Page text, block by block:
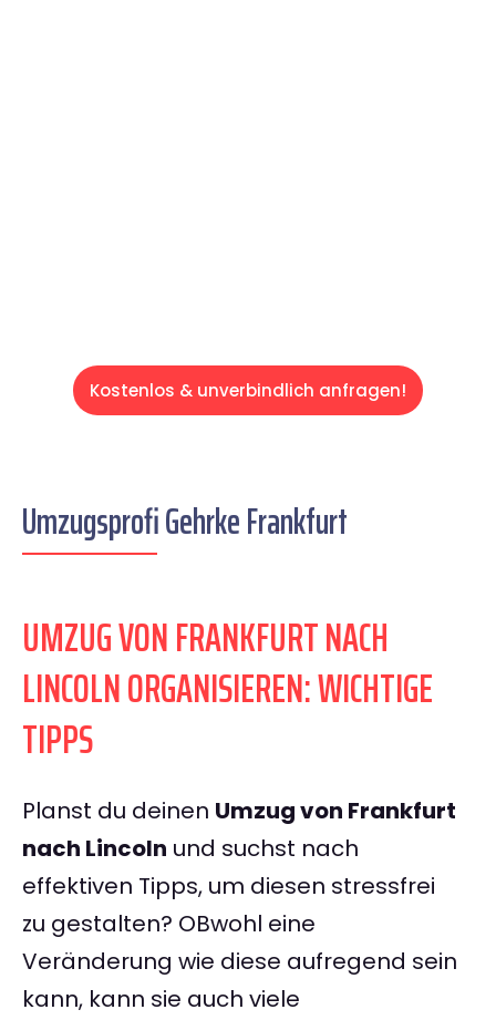
Kostenlos & unverbindlich anfragen!
Umzugsprofi Gehrke Frankfurt
UMZUG VON FRANKFURT NACH
LINCOLN ORGANISIEREN: WICHTIGE
TIPPS
Planst du deinen Umzug von Frankfurt
nach Lincoln und suchst nach
effektiven Tipps, um diesen stressfrei
zu gestalten? OBwohl eine
Veränderung wie diese aufregend sein
kann, kann sie auch viele